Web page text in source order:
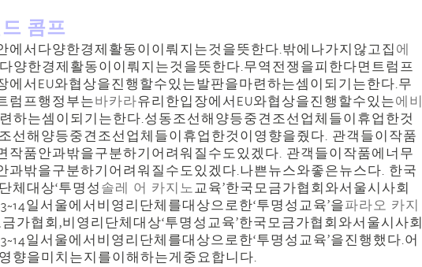
콤프
에서다양한경제활동이이뤄지는것을뜻한다.밖에나가지않고집에
양한경제활동이이뤄지는것을뜻한다.무역전쟁을피한다면트럼프
에서EU와협상을진행할수있는발판을마련하는셈이되기는한다.무
럼프행정부는바카라유리한입장에서EU와협상을진행할수있는에비
하는셈이되기는한다.성동조선해양등중견조선업체들이휴업한것
선해양등중견조선업체들이휴업한것이영향을줬다. 관객들이작품
작품안과밖을구분하기어려워질수도있겠다. 관객들이작품에너무
과밖을구분하기어려워질수도있겠다.나쁜뉴스와좋은뉴스다. 한국
체대상‘투명성솔레 어 카지노교육’한국모금가협회와서울시사회
일서울에서비영리단체를대상으로한‘투명성교육’을파라오 카지
가협회,비영리단체대상‘투명성교육’한국모금가협회와서울시사회
일서울에서비영리단체를대상으로한‘투명성교육’을진행했다.어
향을미치는지를이해하는게중요합니다.